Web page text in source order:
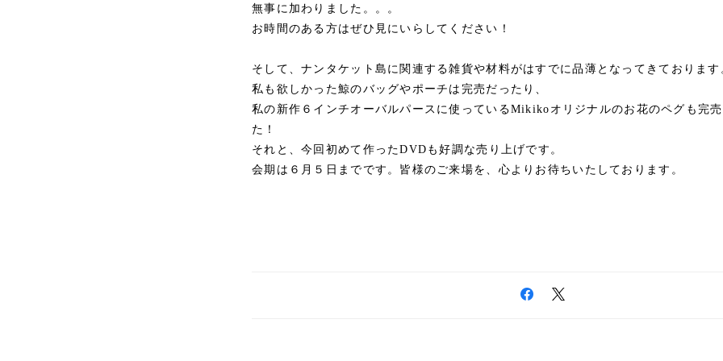
無事に加わりました。。。
お時間のある方はぜひ見にいらしてください！
そして、ナンタケット島に関連する雑貨や材料がはすでに品薄となってきております
私も欲しかった鯨のバッグやポーチは完売だったり、
私の新作６インチオーバルパースに使っているMikikoオリジナルのお花のペグも完
た！
それと、今回初めて作ったDVDも好調な売り上げです。
会期は６月５日までです。皆様のご来場を、心よりお待ちいたしております。